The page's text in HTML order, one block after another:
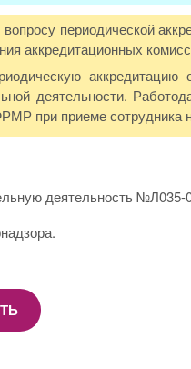
периодической
аккредитационных
деятельности.
при приеме сотрудника
деятельность №Л035-